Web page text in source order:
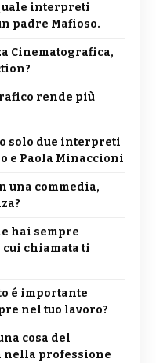
interpreti
padre Mafioso.
Cinematografica,
rende più
solo due interpreti
e Paola Minaccioni
una commedia,
hai sempre
cui chiamata ti
é importante
nel tuo lavoro?
cosa del
nella professione